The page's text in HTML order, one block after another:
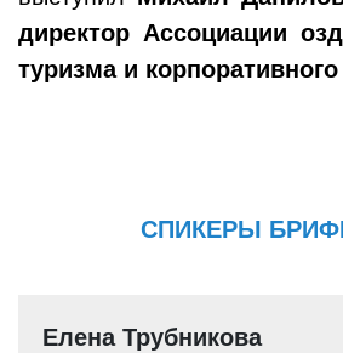
директор Ассоциации
туризма и
СПИКЕРЫ
Елена Трубникова